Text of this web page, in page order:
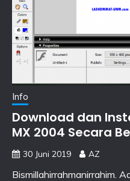
Info
Download dan
MX 2004 Secara
30 Juni 2019 AZ
Bismillahirrahmanirrahim.